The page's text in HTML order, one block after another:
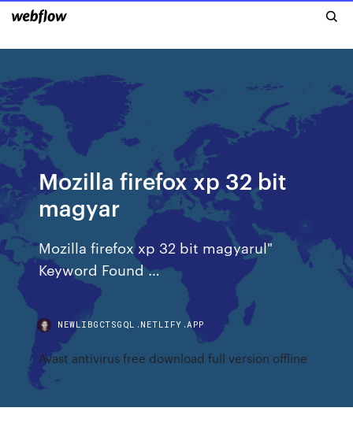
Mozilla firefox xp 32 bit
magyar
Mozilla firefox xp 32 bit magyarul"
Keyword Found …
NEWLIBGCTSGQL.NETLIFY.APP
Avast antivirus free download full version offline